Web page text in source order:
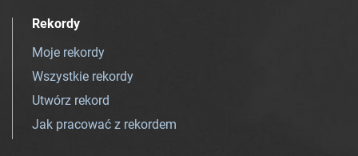
Rekordy
Moje rekordy
Wszystkie rekordy
Utwórz rekord
Jak pracować z rekordem